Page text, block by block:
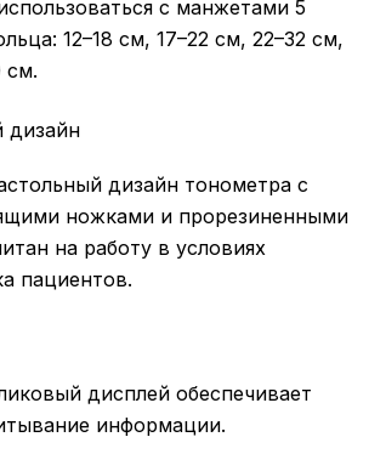
с манжетами 5
12–18 см, 17–22 см, 22–32 см,
см.
дизайн
дизайн тонометра с
ножками и прорезиненными
на работу в условиях
пациентов.
дисплей обеспечивает
информации.